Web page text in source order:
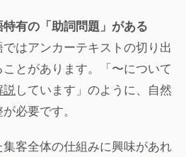
有の「助詞問題」がある
はアンカーテキストの切り出
とがあります。「〜について
説しています」のように、自然
必要です。
客全体の仕組みに興味があれ